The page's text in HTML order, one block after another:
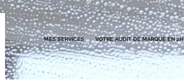
MES SERVICES VOTRE AUDIT DE MARQUE EN 2H